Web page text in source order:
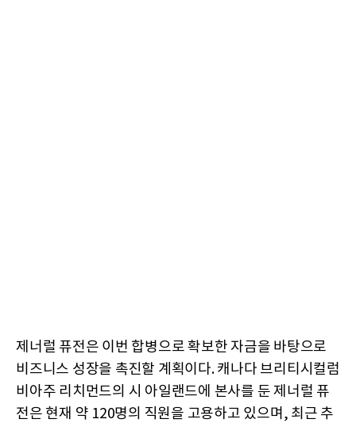
제너럴 퓨전은 이번 합병으로 확보한 자금을 바탕으로
비즈니스 성장을 촉진할 계획이다. 캐나다 브리티시컬럼
비아주 리치먼드의 시 아일랜드에 본사를 둔 제너럴 퓨
전은 현재 약 120명의 직원을 고용하고 있으며, 최근 추